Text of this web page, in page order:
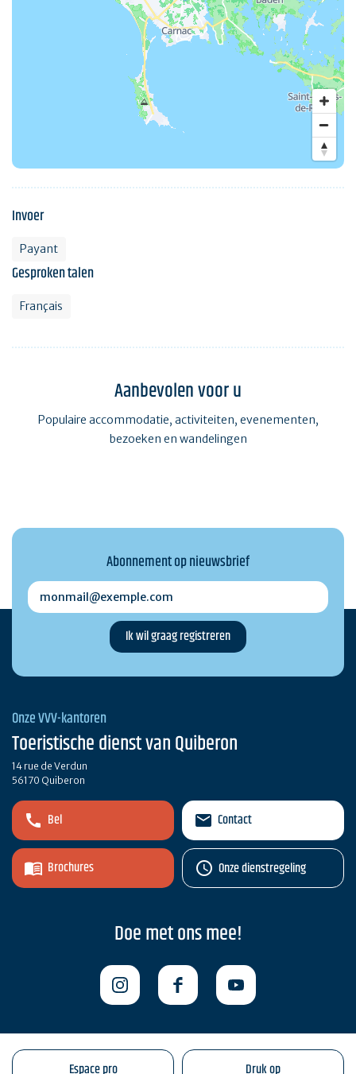
Invoer
Payant
Gesproken talen
Français
Aanbevolen voor u
Populaire accommodatie, activiteiten, evenementen,
bezoeken en wandelingen
Abonnement op nieuwsbrief
monmail@exemple.com
Onze VVV-kantoren
Toeristische dienst van Quiberon
14 rue de Verdun
56170 Quiberon
Bel
Brochures
Contact
Onze dienstregeling
Doe met ons mee!
Espace pro Druk op